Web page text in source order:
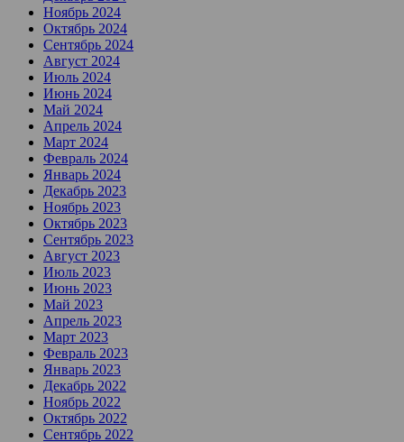
Ноябрь 2024
Октябрь 2024
Сентябрь 2024
Август 2024
Июль 2024
Июнь 2024
Май 2024
Апрель 2024
Март 2024
Февраль 2024
Январь 2024
Декабрь 2023
Ноябрь 2023
Октябрь 2023
Сентябрь 2023
Август 2023
Июль 2023
Июнь 2023
Май 2023
Апрель 2023
Март 2023
Февраль 2023
Январь 2023
Декабрь 2022
Ноябрь 2022
Октябрь 2022
Сентябрь 2022